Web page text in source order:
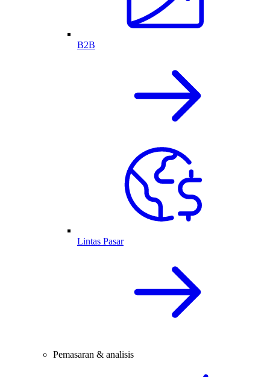
B2B
Lintas Pasar
Pemasaran & analisis